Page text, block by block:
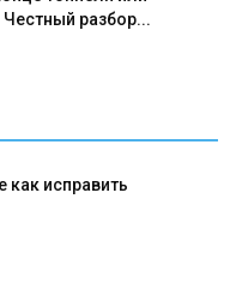
разбор...
как исправить